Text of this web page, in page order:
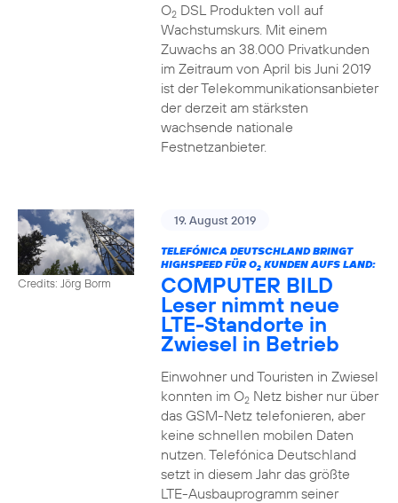
O2DSL Produkten voll auf
Wachstumskurs. Mit einem
Zuwachs an 38.000 Privatkunden
im Zeitraum von April bis Juni 2019
ist der Telekommunikationsanbieter
der derzeit am stärksten
wachsende nationale
Festnetzanbieter.
Credits: Jörg Borm
19. August 2019
TELEFÓNICA DEUTSCHLAND BRINGT
HIGHSPEED FÜR O2KUNDEN AUFS LAND:
COMPUTER BILD
Leser nimmt neue
LTE-Standorte in
Zwiesel in Betrieb
Einwohner und Touristen in Zwiesel
konnten im O2Netz bisher nur über
das GSM-Netz telefonieren, aber
keine schnellen mobilen Daten
nutzen. Telefónica Deutschland
setzt in diesem Jahr das größte
LTE-Ausbauprogramm seiner